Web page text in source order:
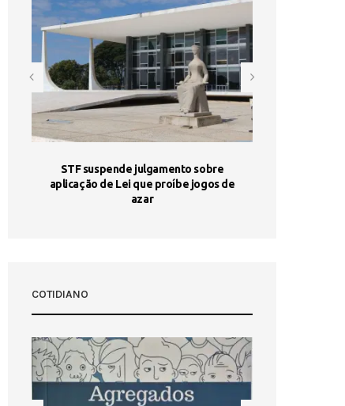
STF suspende julgamento sobre
aplicação de Lei que proíbe jogos de
azar
COTIDIANO